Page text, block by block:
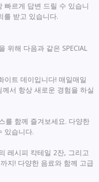
빠르게 답변 드릴 수 있습니
를 받고 있습니다.
위해 다음과 같은 SPECIAL
이트 데이입니다! 매일매일
서 항상 새로운 경험을 하실
를 함께 즐겨보세요. 다양한
있습니다.
레시피 칵테일 2잔, 그리고
지! 다양한 음료와 함께 고급